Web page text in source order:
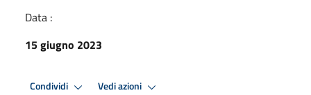
Data :
15 giugno 2023
Condividi Vedi azioni